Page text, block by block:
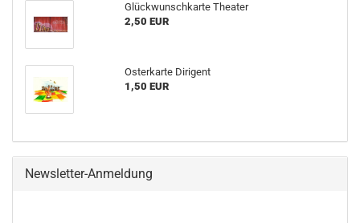
Glückwunschkarte Theater
2,50 EUR
Osterkarte Dirigent
1,50 EUR
Newsletter-Anmeldung